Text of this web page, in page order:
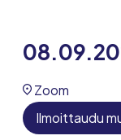
Zoom
Ilmoittaudu